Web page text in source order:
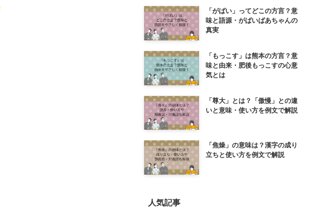
「がばい」ってどこの方言？意
味と語源・がばいばあちゃんの
真実
「もっこす」は熊本の方言？意
味と由来・肥後もっこすの心意
気とは
「尊大」とは？「傲慢」との違
いと意味・使い方を例文で解説
「焦燥」の意味は？漢字の成り
立ちと使い方を例文で解説
人気記事